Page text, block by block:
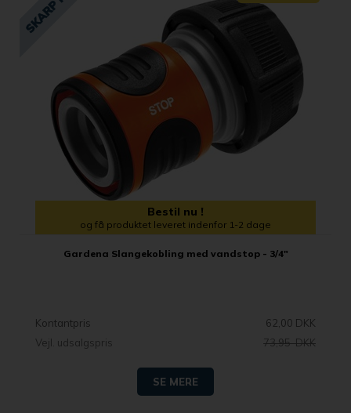
Bestil nu !
og få produktet leveret indenfor 1-2 dage
Gardena Slangekobling med vandstop - 3/4"
Kontantpris
62,00 DKK
Vejl. udsalgspris
73,95 DKK
SE MERE